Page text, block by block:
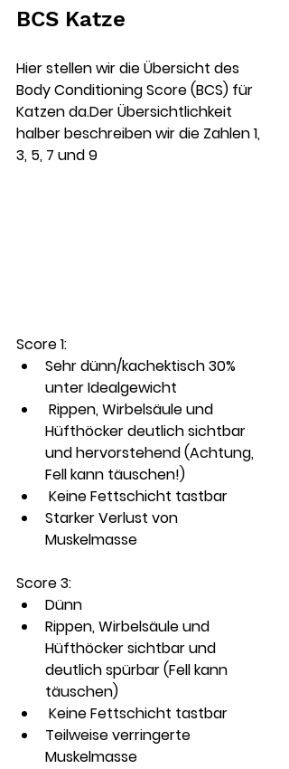
BCS Katze
Hier stellen wir die Übersicht des
Body Conditioning Score (BCS) für
Katzen da.Der Übersichtlichkeit
halber beschreiben wir die Zahlen 1,
3, 5, 7 und 9
Score 1:
Sehr dünn/kachektisch 30%
unter Idealgewicht
Hüfthöcker deutlich sichtbar
und hervorstehend (Achtung,
Fell kann täuschen!)
Keine Fettschicht tastbar
Starker Verlust von
Muskelmasse
Score 3:
Dünn
Rippen, Wirbelsäule und
Hüfthöcker sichtbar und
deutlich spürbar (Fell kann
täuschen)
Keine Fettschicht tastbar
Teilweise verringerte
Muskelmasse